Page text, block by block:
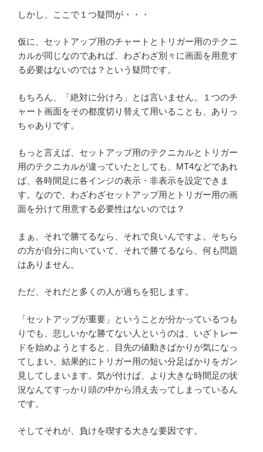
しかし、ここで１つ疑問が・・・
仮に、セットアップ用のチャートとトリガー用のテクニ
カルが同じなのであれば、わざわざ別々に画面を用意す
る必要はないのでは？という疑問です。
もちろん、「絶対に分けろ」とは言いません。１つのチ
ャート画面をその都度切り替えて用いることも、ありっ
ちゃありです。
もっと言えば、セットアップ用のテクニカルとトリガー
用のテクニカルが違っていたとしても、MT4などであれ
ば、各時間足に各インジの表示・非表示を設定できま
す。なので、わざわざセットアップ用とトリガー用の画
面を分けて用意する必要性はないのでは？
まぁ、それで勝てるなら、それで良いんですよ。そちら
の方が自分に向いていて、それで勝てるなら、何も問題
はありません。
ただ、それだと多くの人が過ちを犯します。
「セットアップが重要」ということが分かっているつも
りでも、悲しいかな勝てない人というのは、いざトレー
ドを始めようとすると、目先の値動きばかりが気になっ
てしまい、結果的にトリガー用の短い分足ばかりをガン
見してしまいます。気が付けば、より大きな時間足の状
況なんてすっかり頭の中から消え去ってしまっているん
です。
そしてそれが、負けを喫する大きな要因です。